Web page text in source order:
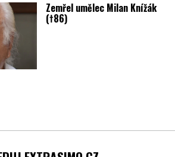
Zemřel umělec Milan Knížák
(†86)